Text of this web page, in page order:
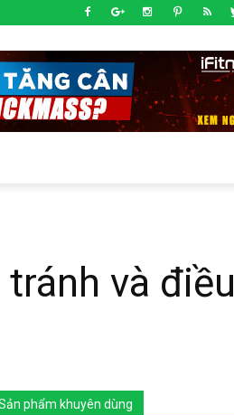
và điều
phẩm khuyên dùng